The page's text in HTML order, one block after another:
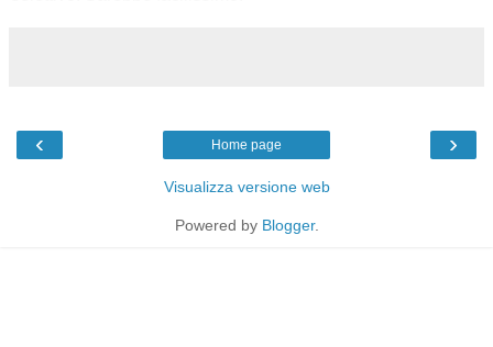
‹ ›
Home page
Visualizza versione web
Powered by Blogger.